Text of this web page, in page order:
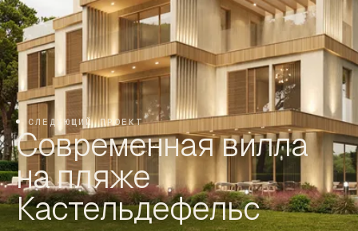
СЛЕДУЮЩИЙ ПРОЕКТ
Современная вилла
на пляже
Кастельдефельс